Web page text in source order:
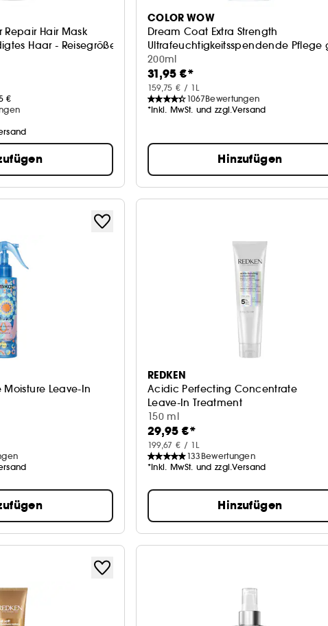
Hair Mask
Haar - Reisegröße
€
COLOR WOW
Dream Coat Extra Strength
Ultrafeuchtigkeitsspendende Pflege
200ml
31,95 €*
159,75 € / 1L
1067Bewertungen
*Inkl. MwSt. und zzgl.Versand
Hinzufügen
Moisture Leave-In
REDKEN
Acidic Perfecting Concentrate
Leave-In Treatment
150 ml
29,95 €*
199,67 € / 1L
133 Bewertungen
*Inkl. MwSt. und zzgl.Versand
Hinzufügen